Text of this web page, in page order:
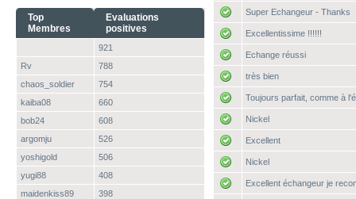
Top
Membres
Evaluations
positives
921
Rv
788
chaos_soldier
754
kaiba08
660
bob24
608
argomju
526
yoshigold
506
yugi88
408
maidenkiss89
398
Super Echangeur - Thanks
Excellentissime !!!!!!
Echange réussi
très bien
Toujours parfait, comme à
Nickel
Excellent
Nickel
Excellent échangeur je